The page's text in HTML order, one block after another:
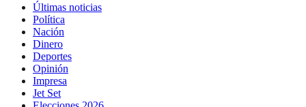
Últimas noticias
Política
Nación
Dinero
Deportes
Opinión
Impresa
Jet Set